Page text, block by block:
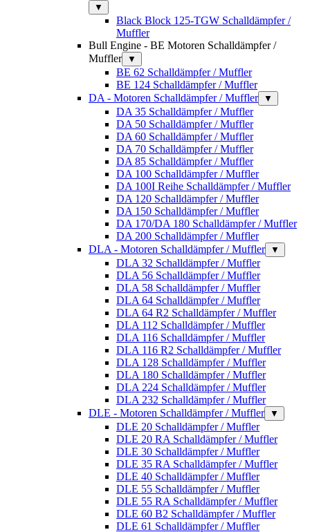
▼
Black Block 125-TGW Schalldämpfer /
Muffler
Bull Engine - BE Motoren Schalldämpfer /
Muffler
▼
BE 62 Schalldämpfer / Muffler
BE 124 Schalldämpfer / Muffler
DA - Motoren Schalldämpfer / Muffler
▼
DA 35 Schalldämpfer / Muffler
DA 50 Schalldämpfer / Muffler
DA 60 Schalldämpfer / Muffler
DA 70 Schalldämpfer / Muffler
DA 85 Schalldämpfer / Muffler
DA 100 Schalldämpfer / Muffler
DA 100I Reihe Schalldämpfer / Muffler
DA 120 Schalldämpfer / Muffler
DA 150 Schalldämpfer / Muffler
DA 170/DA 180 Schalldämpfer / Muffler
DA 200 Schalldämpfer / Muffler
DLA - Motoren Schalldämpfer / Muffler
▼
DLA 32 Schalldämpfer / Muffler
DLA 56 Schalldämpfer / Muffler
DLA 58 Schalldämpfer / Muffler
DLA 64 Schalldämpfer / Muffler
DLA 64 R2 Schalldämpfer / Muffler
DLA 112 Schalldämpfer / Muffler
DLA 116 Schalldämpfer / Muffler
DLA 116 R2 Schalldämpfer / Muffler
DLA 128 Schalldämpfer / Muffler
DLA 180 Schalldämpfer / Muffler
DLA 224 Schalldämpfer / Muffler
DLA 232 Schalldämpfer / Muffler
DLE - Motoren Schalldämpfer / Muffler
▼
DLE 20 Schalldämpfer / Muffler
DLE 20 RA Schalldämpfer / Muffler
DLE 30 Schalldämpfer / Muffler
DLE 35 RA Schalldämpfer / Muffler
DLE 40 Schalldämpfer / Muffler
DLE 55 Schalldämpfer / Muffler
DLE 55 RA Schalldämpfer / Muffler
DLE 60 B2 Schalldämpfer / Muffler
DLE 61 Schalldämpfer / Muffler